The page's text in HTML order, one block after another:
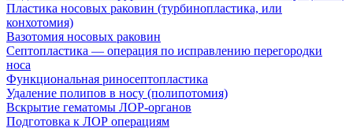
Пластика носовых раковин (турбинопластика, или
конхотомия)
Вазотомия носовых раковин
Септопластика — операция по исправлению перегородки
носа
Функциональная риносептопластика
Удаление полипов в носу (полипотомия)
Вскрытие гематомы ЛОР-органов
Подготовка к ЛОР операциям